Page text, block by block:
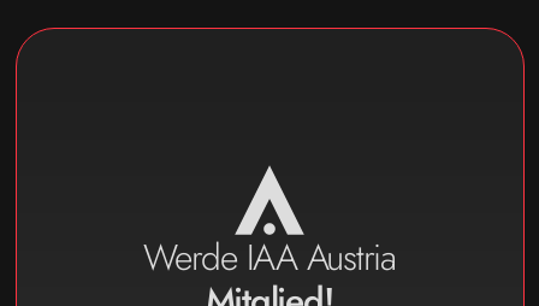
Werde IAA Austria